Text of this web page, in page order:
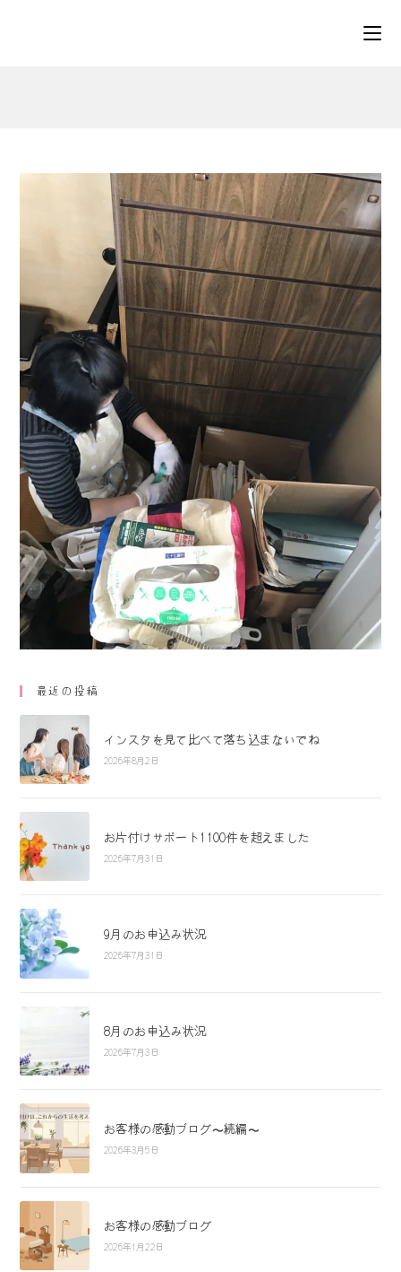
最近の投稿
インスタを見て比べて落ち込まないでね
2026年8月2日
お片付けサポート1100件を超えました
2026年7月31日
9月のお申込み状況
2026年7月31日
8月のお申込み状況
2026年7月3日
お客様の感動ブログ〜続編〜
2026年3月5日
お客様の感動ブログ
2026年1月22日